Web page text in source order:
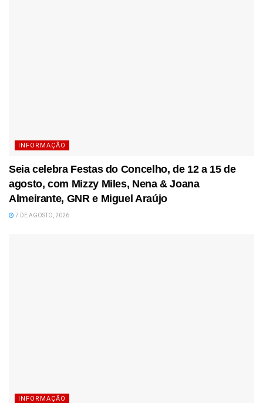
INFORMAÇÃO
Seia celebra Festas do Concelho, de 12 a 15 de
agosto, com Mizzy Miles, Nena & Joana
Almeirante, GNR e Miguel Araújo
7 DE AGOSTO, 2026
INFORMAÇÃO